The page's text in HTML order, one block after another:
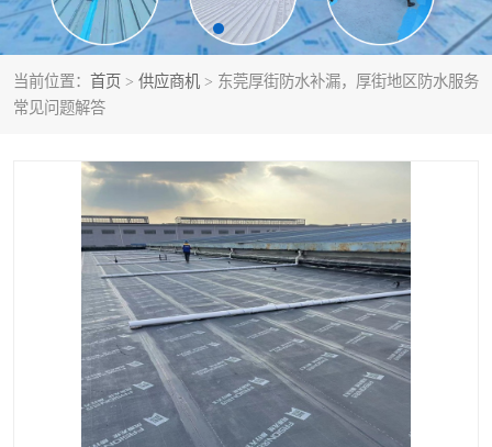
当前位置： 首页 > 供应商机 > 东莞厚街防水补漏，厚街地区防水服务
常见问题解答
金属房搭建及补漏